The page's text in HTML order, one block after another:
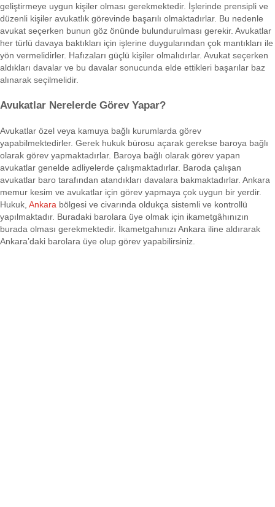
geliştirmeye uygun kişiler olması gerekmektedir. İşlerinde prensipli ve
düzenli kişiler avukatlık görevinde başarılı olmaktadırlar. Bu nedenle
avukat seçerken bunun göz önünde bulundurulması gerekir. Avukatlar
her türlü davaya baktıkları için işlerine duygularından çok mantıkları ile
yön vermelidirler. Hafızaları güçlü kişiler olmalıdırlar. Avukat seçerken
aldıkları davalar ve bu davalar sonucunda elde ettikleri başarılar baz
alınarak seçilmelidir.
Avukatlar Nerelerde Görev Yapar?
Avukatlar özel veya kamuya bağlı kurumlarda görev
yapabilmektedirler. Gerek hukuk bürosu açarak gerekse baroya bağlı
olarak görev yapmaktadırlar. Baroya bağlı olarak görev yapan
avukatlar genelde adliyelerde çalışmaktadırlar. Baroda çalışan
avukatlar baro tarafından atandıkları davalara bakmaktadırlar. Ankara
memur kesim ve avukatlar için görev yapmaya çok uygun bir yerdir.
Hukuk, Ankara bölgesi ve civarında oldukça sistemli ve kontrollü
yapılmaktadır. Buradaki barolara üye olmak için ikametgâhınızın
burada olması gerekmektedir. İkametgahınızı Ankara iline aldırarak
Ankara’daki barolara üye olup görev yapabilirsiniz.